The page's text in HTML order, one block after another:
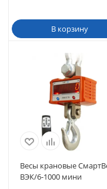
В корзину
Весы крановые
ВЭК/6-1000 мини